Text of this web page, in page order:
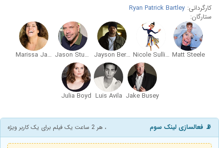
کارگردانی: Ryan Patrick Bartley
ستارگان:
Matt Steele
Nicole Sullivan
Jayson Bernard
Jason Stuart
Marissa Jaret Winokur
Jake Busey
Luis Avila
Julia Boyd
📡 فعالسازی لینک سوم ، هر 2 ساعت یک فیلم برای یک کاربر ویژه